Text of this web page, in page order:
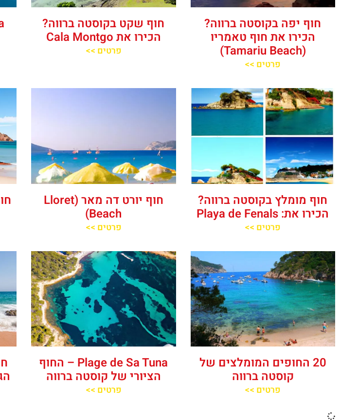
חוף יפה בקוסטה ברווה?
הכירו את חוף טאמריו
(Tamariu Beach)
פרטים >>
חוף שקט בקוסטה ברווה?
הכירו את ‪‪Cala Montgo‬‬
פרטים >>
חוף מומלץ בקוסטה ברווה?
הכירו את: Playa de Fenals‬‬
פרטים >>
חוף יורט דה מאר (‪Lloret
Beach‬)
פרטים >>
20 החופים המומלצים של
קוסטה ברווה
פרטים >>
‪‪Plage de Sa Tuna‬‬ – החוף
הציורי של קוסטה ברווה
פרטים >>